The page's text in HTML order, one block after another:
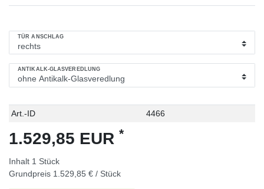
TÜR ANSCHLAG
ANTIKALK-GLASVEREDLUNG
Technisches
Wert
Art.-ID 4466
1.529,85 EUR *
Inhalt 1 Stück
Grundpreis 1.529,85 € / Stück